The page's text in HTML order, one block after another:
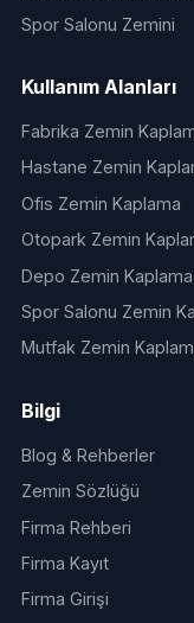
Spor Salonu Zemini
Kullanım Alanları
Fabrika Zemin
Hastane Zemin
Ofis Zemin Kaplama
Otopark Zemin
Depo Zemin Kaplama
Spor Salonu Zemin
Mutfak Zemin
Bilgi
Blog & Rehberler
Zemin Sözlüğü
Firma Rehberi
Firma Kayıt
Firma Girişi